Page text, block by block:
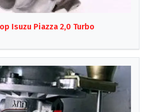
Isuzu Piazza 2,0 Turbo